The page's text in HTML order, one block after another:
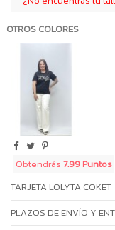
OTROS COLORES
Obtendrás 7.99 Puntos
TARJETA LOLYTA COKET
PLAZOS DE ENVÍO Y